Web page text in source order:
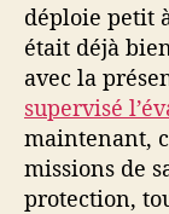
déploie petit
était déjà
avec la
supervisé
maintenant,
missions de
protection,